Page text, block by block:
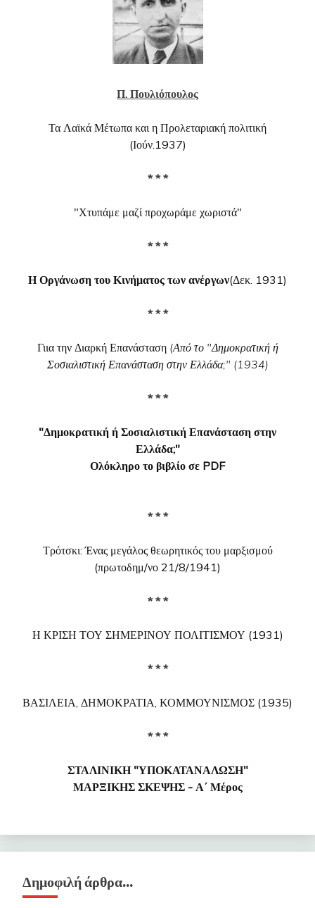
Π. Πουλιόπουλος
Τα Λαϊκά Μέτωπα και η Προλεταριακή πολιτική
(Ιούν.1937)
* * *
"Χτυπάμε μαζί προχωράμε χωριστά"
* * *
Η Οργάνωση του Κινήματος των ανέργων(Δεκ. 1931)
* * *
Γιια την Διαρκή Επανάσταση(Από το "Δημοκρατική ή
Σοσιαλιστική Επανάσταση στην Ελλάδα;" (1934)
* * *
"Δημοκρατική ή Σοσιαλιστική Επανάσταση στην
Ελλάδα;"
Ολόκληρο το βιβλίο σε PDF
* * *
Τρότσκι: Ένας μεγάλος θεωρητικός του μαρξισμού
(πρωτοδημ/νο 21/8/1941)
* * *
Η ΚΡΙΣΗ ΤΟΥ ΣΗΜΕΡΙΝΟΥ ΠΟΛΙΤΙΣΜΟΥ (1931)
* * *
ΒΑΣΙΛΕΙΑ, ΔΗΜΟΚΡΑΤΙΑ, ΚΟΜΜΟΥΝΙΣΜΟΣ (1935)
* * *
ΣΤΑΛΙΝΙΚΗ "ΥΠΟΚΑΤΑΝΑΛΩΣΗ"
ΜΑΡΞΙΚΗΣ ΣΚΕΨΗΣ - Α΄ Μέρος
Δημοφιλή άρθρα…